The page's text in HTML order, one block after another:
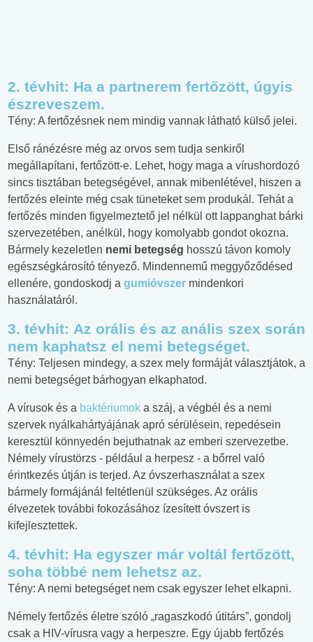
2. tévhit: Ha a partnerem fertőzött, úgyis
észreveszem.
Tény: A fertőzésnek nem mindig vannak látható külső jelei.
Első ránézésre még az orvos sem tudja senkiről
megállapítani, fertőzött-e. Lehet, hogy maga a vírushordozó
sincs tisztában betegségével, annak mibenlétével, hiszen a
fertőzés eleinte még csak tüneteket sem produkál. Tehát a
fertőzés minden figyelmeztető jel nélkül ott lappanghat bárki
szervezetében, anélkül, hogy komolyabb gondot okozna.
Bármely kezeletlen nemi betegség hosszú távon komoly
egészségkárosító tényező. Mindennemű meggyőződésed
ellenére, gondoskodj a gumióvszer mindenkori
használatáról.
3. tévhit: Az orális és az anális szex során
nem kaphatsz el nemi betegséget.
Tény: Teljesen mindegy, a szex mely formáját választjátok, a
nemi betegséget bárhogyan elkaphatod.
A vírusok és a baktériumok a száj, a végbél és a nemi
szervek nyálkahártyájának apró sérülésein, repedésein
keresztül könnyedén bejuthatnak az emberi szervezetbe.
Némely vírustörzs - például a herpesz - a bőrrel való
érintkezés útján is terjed. Az óvszerhasználat a szex
bármely formájánál feltétlenül szükséges. Az orális
élvezetek további fokozásához ízesített óvszert is
kifejlesztettek.
4. tévhit: Ha egyszer már voltál fertőzött,
soha többé nem lehetsz az.
Tény: A nemi betegséget nem csak egyszer lehet elkapni.
Némely fertőzés életre szóló „ragaszkodó útitárs”, gondolj
csak a HIV-vírusra vagy a herpeszre. Egy újabb fertőzés